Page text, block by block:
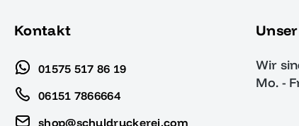
Kontakt
01575 517 86 19
06151 7866664
shop@schuldruckerei.com
Wir
Mo. -